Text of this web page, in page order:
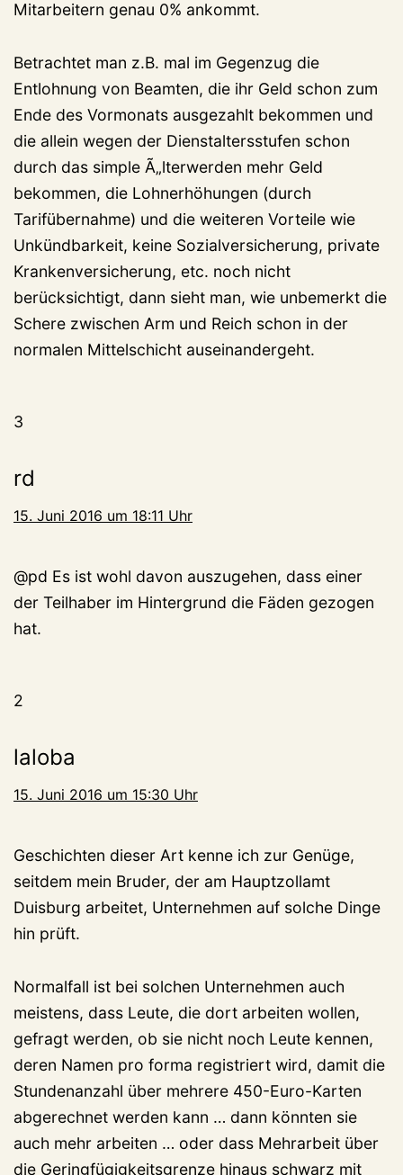
Mitarbeitern genau 0% ankommt.
Betrachtet man z.B. mal im Gegenzug die
Entlohnung von Beamten, die ihr Geld schon zum
Ende des Vormonats ausgezahlt bekommen und
die allein wegen der Dienstaltersstufen schon
durch das simple Ã„lterwerden mehr Geld
bekommen, die Lohnerhöhungen (durch
Tarifübernahme) und die weiteren Vorteile wie
Unkündbarkeit, keine Sozialversicherung, private
Krankenversicherung, etc. noch nicht
berücksichtigt, dann sieht man, wie unbemerkt die
Schere zwischen Arm und Reich schon in der
normalen Mittelschicht auseinandergeht.
3
rd
15. Juni 2016 um 18:11 Uhr
@pd Es ist wohl davon auszugehen, dass einer
der Teilhaber im Hintergrund die Fäden gezogen
hat.
2
laloba
15. Juni 2016 um 15:30 Uhr
Geschichten dieser Art kenne ich zur Genüge,
seitdem mein Bruder, der am Hauptzollamt
Duisburg arbeitet, Unternehmen auf solche Dinge
hin prüft.
Normalfall ist bei solchen Unternehmen auch
meistens, dass Leute, die dort arbeiten wollen,
gefragt werden, ob sie nicht noch Leute kennen,
deren Namen pro forma registriert wird, damit die
Stundenanzahl über mehrere 450-Euro-Karten
abgerechnet werden kann … dann könnten sie
auch mehr arbeiten … oder dass Mehrarbeit über
die Geringfügigkeitsgrenze hinaus schwarz mit